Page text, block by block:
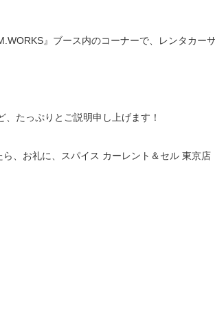
』ブース内のコーナーで、レンタカー
たっぷりとご説明申し上げます！
、お礼に、スパイス カーレント＆セル 東京店